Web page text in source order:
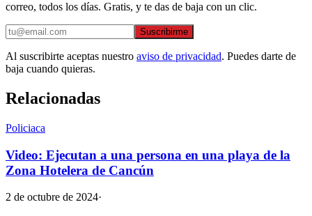
correo, todos los días. Gratis, y te das de baja con un clic.
Suscribirme
Al suscribirte aceptas nuestro aviso de privacidad. Puedes darte de
baja cuando quieras.
Relacionadas
Policiaca
Video: Ejecutan a una persona en una playa de la
Zona Hotelera de Cancún
2 de octubre de 2024·